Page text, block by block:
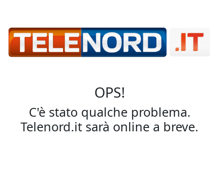
OPS!
C'è stato qualche problema.
Telenord.it sarà online a breve.